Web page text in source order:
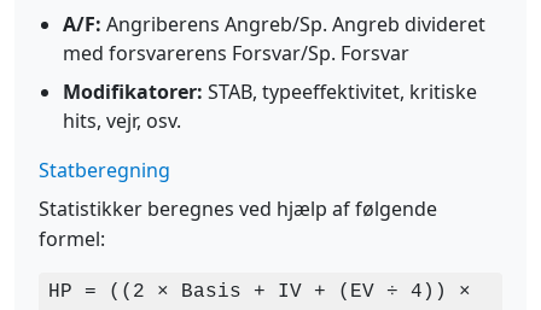
A/F: Angriberens Angreb/Sp. Angreb divideret
med forsvarerens Forsvar/Sp. Forsvar
Modifikatorer: STAB, typeeffektivitet, kritiske
hits, vejr, osv.
Statberegning
Statistikker beregnes ved hjælp af følgende
formel:
HP = ((2 × Basis + IV + (EV ÷ 4)) ×